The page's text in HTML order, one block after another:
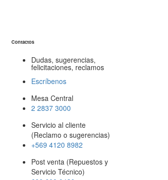
Contactos
Dudas, sugerencias,
felicitaciones, reclamos
Escríbenos
Mesa Central
2 2837 3000
Servicio al cliente
(Reclamo o sugerencias)
+569 4120 8982
Post venta (Repuestos y
Servicio Técnico)